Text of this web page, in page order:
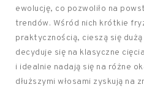
ewolucję, co pozwoliło na
trendów. Wśród nich krótkie
praktycznością, cieszą się
decyduje się na klasyczne
i idealnie nadają się na różne
dłuższymi włosami zyskują na